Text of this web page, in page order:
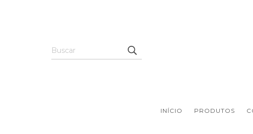
INÍCIO PRODUTOS